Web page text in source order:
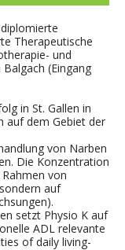
Therapeutische
und
(Eingang
in St. Gallen in
auf dem Gebiet der
von Narben
Die Konzentration
von
auf
setzt Physio K auf
ADL relevante
of daily living-